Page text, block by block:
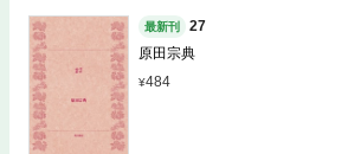
最新刊
27
原田宗典
484